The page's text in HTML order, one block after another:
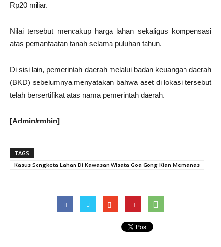
Rp20 miliar.
Nilai tersebut mencakup harga lahan sekaligus kompensasi
atas pemanfaatan tanah selama puluhan tahun.
Di sisi lain, pemerintah daerah melalui badan keuangan daerah
(BKD) sebelumnya menyatakan bahwa aset di lokasi tersebut
telah bersertifikat atas nama pemerintah daerah.
[Admin/rmbin]
TAGS
Kasus Sengketa Lahan Di Kawasan Wisata Goa Gong Kian Memanas